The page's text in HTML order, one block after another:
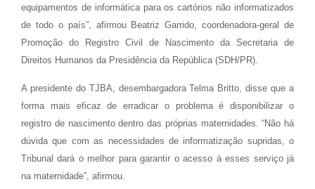
equipamentos de informática para os cartórios não informatizados
de todo o país”, afirmou Beatriz Garrido, coordenadora-geral de
Promoção do Registro Civil de Nascimento da Secretaria de
Direitos Humanos da Presidência da República (SDH/PR).
A presidente do TJBA, desembargadora Telma Britto, disse que a
forma mais eficaz de erradicar o problema é disponibilizar o
registro de nascimento dentro das próprias maternidades. “Não há
dúvida que com as necessidades de informatização supridas, o
Tribunal dará o melhor para garantir o acesso à esses serviço já
na maternidade”, afirmou.